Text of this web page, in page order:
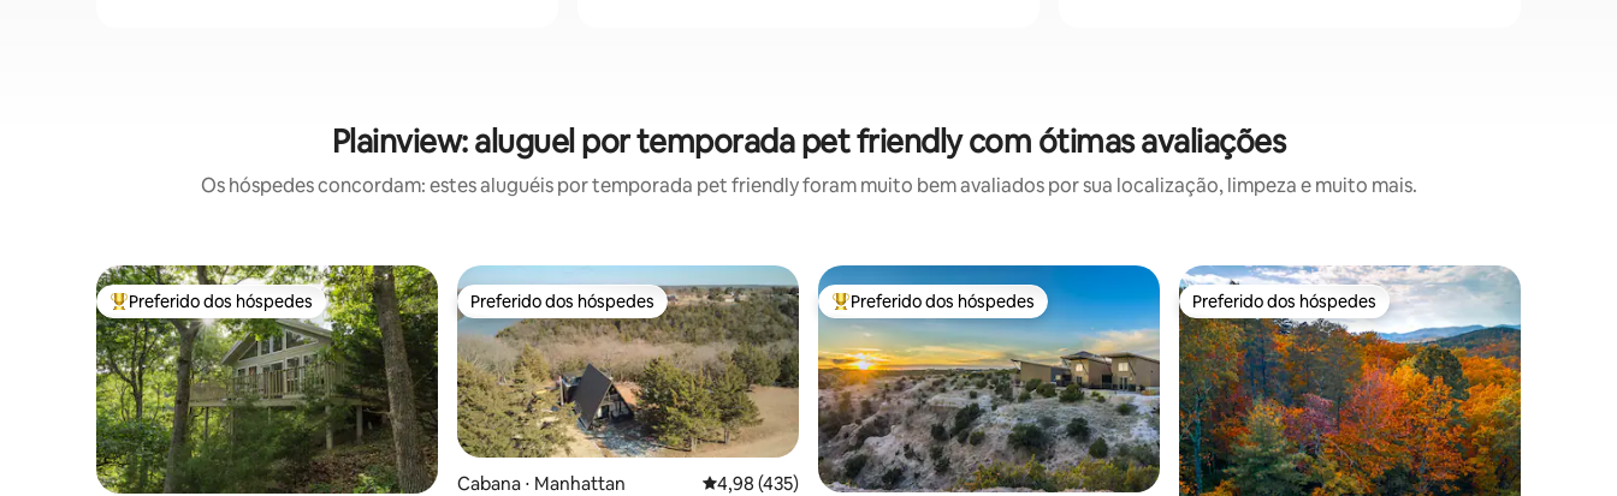
Plainview: aluguel por temporada pet friendly com ótimas avaliações
Os hóspedes concordam: estes aluguéis por temporada pet friendly foram muito bem avaliados por sua localização, limpeza e muito mais.
Entre os melhores preferidos dos hóspedes
Preferido dos hóspedes Preferido dos hóspedes
Preferido dos hóspedes
Cabana ⋅ Manhattan 4,98 de uma avaliação média de 5, 435 avaliações
4,98 (435)
Entre os melhores preferidos dos hóspedes
Preferido dos hóspedes Preferido dos hóspedes
Preferido dos hóspedes